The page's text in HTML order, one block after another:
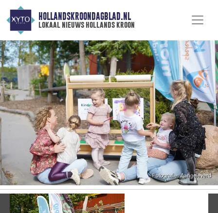
HOLLANDSKROONDAGBLAD.NL
lokaal nieuws hollands kroon